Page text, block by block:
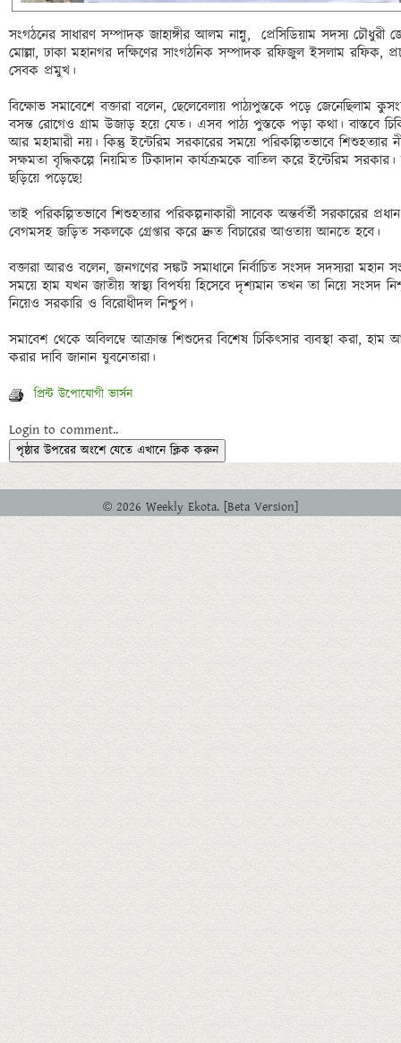
সংগঠনের সাধারণ সম্পাদক জাহাঙ্গীর আলম নান্নু,  প্রেসিডিয়াম সদস্য
মোল্লা, ঢাকা মহানগর দক্ষিণের সাংগঠনিক সম্পাদক রফিজুল ইসলাম রফিক,
সেবক প্রমুখ।
বিক্ষোভ সমাবেশে বক্তারা বলেন, ছেলেবেলায় পাঠ্যপুস্তকে পড়ে জেনেছিলাম
বসন্ত রোগেও গ্রাম উজাড় হয়ে যেত। এসব পাঠ্য পুস্তকে পড়া কথা। বাস্তবে
আর মহামারী নয়। কিন্তু ইন্টেরিম সরকারের সময়ে পরিকল্পিতভাবে
সক্ষমতা বৃদ্ধিকল্পে নিয়মিত টিকাদান কার্যক্রমকে বাতিল করে ইন্টেরিম
ছড়িয়ে পড়েছে!
তাই পরিকল্পিতভাবে শিশুহত্যার পরিকল্পনাকারী সাবেক অন্তর্বর্তী সরকারের
বেগমসহ জড়িত সকলকে গ্রেপ্তার করে দ্রুত বিচারের আওতায় আনতে হবে।
বক্তারা আরও বলেন, জনগণের সঙ্কট সমাধানে নির্বাচিত সংসদ সদস্যরা মহান
সময়ে হাম যখন জাতীয় স্বাস্থ্য বিপর্যয় হিসেবে দৃশ্যমান তখন তা নিয়ে সংসদ
নিয়েও সরকারি ও বিরোধীদল নিশ্চুপ।
সমাবেশ থেকে অবিলম্বে আক্রান্ত শিশুদের বিশেষ চিকিৎসার ব্যবস্থা করা, হাম
প্রিন্ট উপোযোগী ভার্সন
Login to comment..
পৃষ্ঠার উপরের অংশে যেতে এখানে ক্লিক করুন
© 2026 Weekly Ekota. [Beta Version]